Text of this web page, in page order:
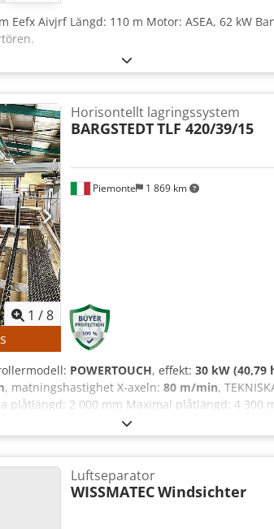
Eefx Aivjrf Längd: 110 m Motor: ASEA, 62 kW
1 /8
s
Piemonte 1 869 km
Horisontellt lagringssystem
BARGSTEDTTLF 420/39/15
POWERTOUCH, effekt: 30 kW (40,79
, matningshastighet X-axeln: 80 m/min,
plåtlängd: 2 000 mm Maximal plåtlängd: 4 300
80 m/min MASKINENS DETALJER Cjdpfx
märkning Maskinen säljs och levereras i sitt
tekniska/kommersiella dokument med
för installationen, säkringen och
Luftseparator
WISSMATECWindsichter